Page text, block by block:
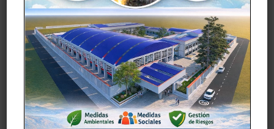
El Instituto de Educación Superior Pedagógico Público
“Azángaro” cuenta con el servicio de soporte médico está
encargado de brindar atención primaria en emergencias,
urgencias, accidentes e incidentes, así como la
realización de actividades preventivo/promocionales,
servicio de consultoría médica, consultoría en enfermería
primaria, capacitación sobre inmunizaciones y
enfermedades a todas las/los estudiantes, las/los
docentes y personal administrativo del IESPP «Azángaro»